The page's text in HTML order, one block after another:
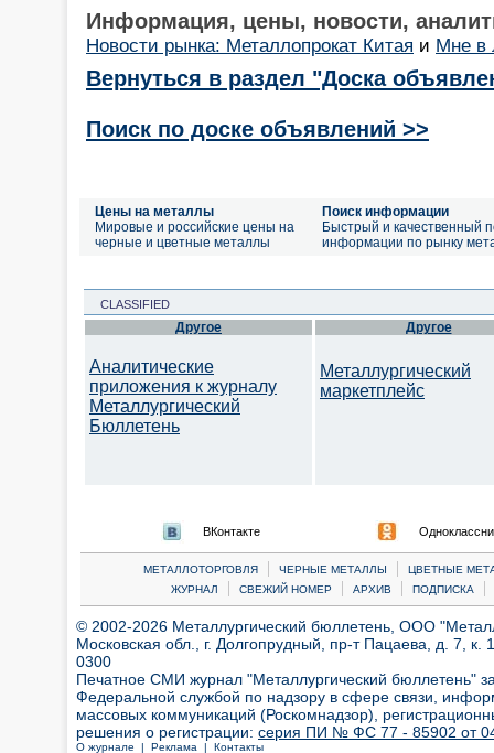
Информация, цены, новости,
Новости рынка: Металлопрокат Китая и Мне в
Вернуться в раздел "Доска
Поиск по доске объявлений >>
Цены на металлы
Мировые и российские цены на
черные и цветные металлы
Поиск информации
Быстрый и качественный
информации по рынку
CLASSIFIED
Другое
Аналитические
приложения к журналу
Металлургический
Бюллетень
Другое
Металлургический
маркетплейс
ВКонтакте
МЕТАЛЛОТОРГОВЛЯ | ЧЕРНЫЕ МЕТАЛЛЫ |
ЦВЕТНЫЕ
ЖУРНАЛ
| СВЕЖИЙ НОМЕР | АРХИВ | ПОДПИСКА |
© 2002-2026 Металлургический бюллетень, ООО
Московская обл., г. Долгопрудный, пр-т Пацаева, д. 7,
0300
Печатное СМИ журнал "Металлургический бюллетень"
Федеральной службой по надзору в сфере связи,
массовых коммуникаций (Роскомнадзор),
решения о регистрации: серия ПИ № ФС 77 - 85902 от 04
О журнале | Реклама | Контакты